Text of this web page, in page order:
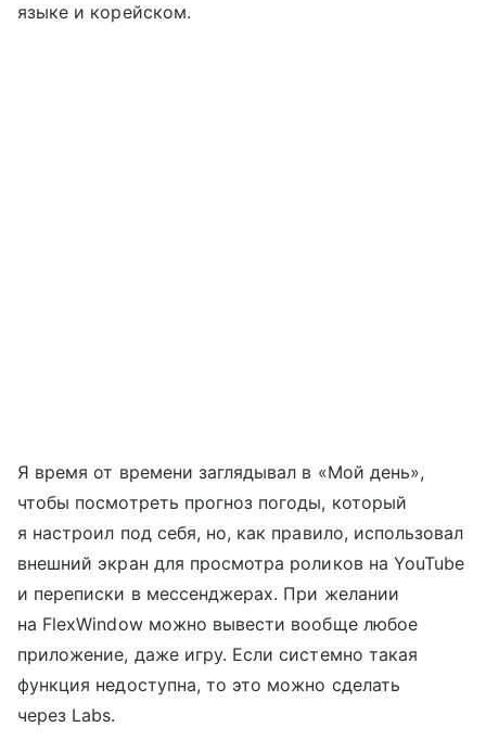
языке и корейском.
Я время от времени заглядывал в «Мой день»,
чтобы посмотреть прогноз погоды, который
я настроил под себя, но, как правило, использовал
внешний экран для просмотра роликов на YouTube
и переписки в мессенджерах. При желании
на FlexWindow можно вывести вообще любое
приложение, даже игру. Если системно такая
функция недоступна, то это можно сделать
через Labs.